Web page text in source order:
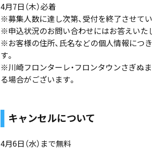
4月7日（木）必着
※募集人数に達し次第、受付を終了させてい
※申込状況のお問い合わせにはお答えいた
※お客様の住所、氏名などの個人情報につ
す。
※川崎フロンターレ・フロンタウンさぎぬ
る場合がございます。
キャンセルについて
4月6日（水）まで無料